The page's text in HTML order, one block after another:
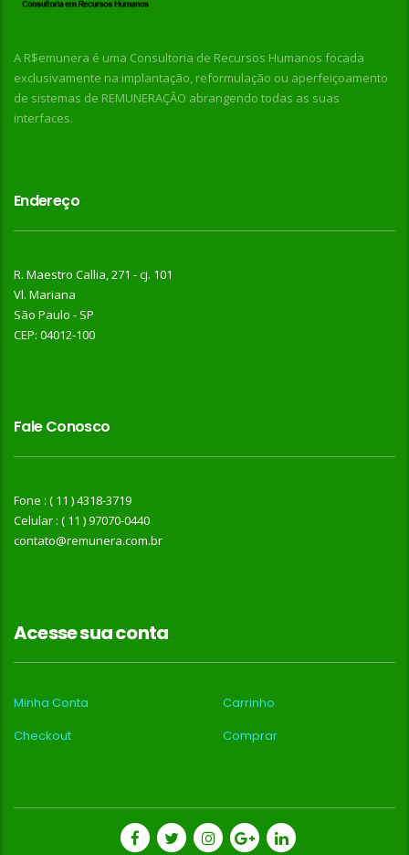
A R$emunera é uma Consultoria de Recursos Humanos focada
exclusivamente na implantação, reformulação ou aperfeiçoamento
de sistemas de REMUNERAÇÃO abrangendo todas as suas
interfaces.
Endereço
R. Maestro Callia, 271 - cj. 101
Vl. Mariana
São Paulo - SP
CEP: 04012-100
Fale Conosco
Fone : ( 11 ) 4318-3719
Celular : ( 11 ) 97070-0440
contato@remunera.com.br
Acesse sua conta
Minha Conta
Carrinho
Checkout
Comprar